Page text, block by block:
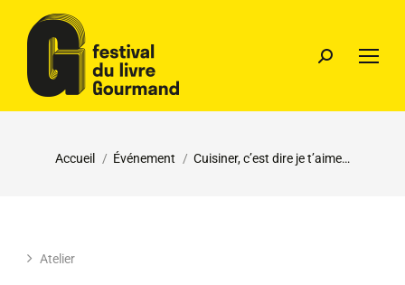
Vous êtes ici :
Accueil Événement Cuisiner, c’est dire je t’aime…
Atelier